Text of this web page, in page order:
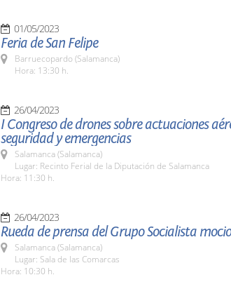
01/05/2023
Feria de San Felipe
Barruecopardo (Salamanca)
Hora: 13:30 h.
26/04/2023
I Congreso de drones sobre actuaciones
seguridad y emergencias
Salamanca (Salamanca)
Lugar: Recinto Ferial de la Diputación de Salamanca
Hora: 11:30 h.
26/04/2023
Rueda de prensa del Grupo Socialista
Salamanca (Salamanca)
Lugar: Sala de las Comarcas
Hora: 10:30 h.